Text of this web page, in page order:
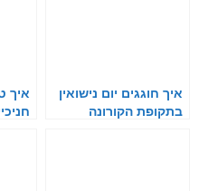
איך חוגגים יום נישואין
בתקופת הקורונה
איך